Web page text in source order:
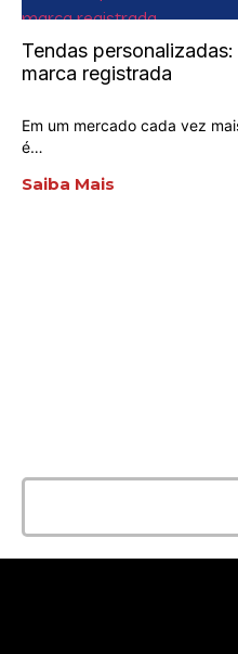
Tendas
marca registrada
Em um mercado cada vez
é…
Saiba Mais